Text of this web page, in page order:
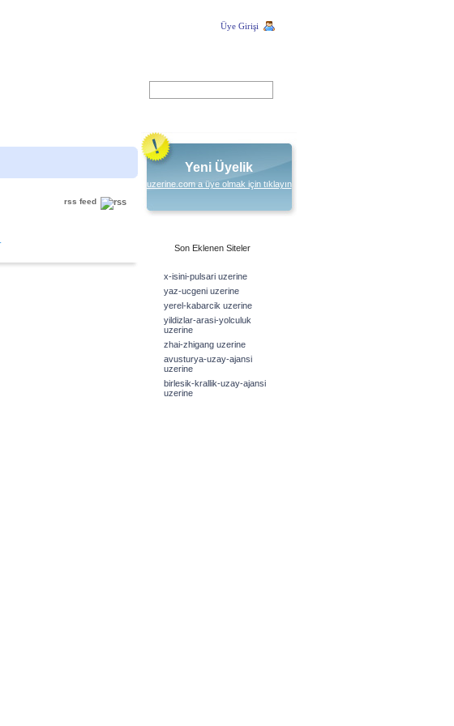
Üye Girişi
rss feed
Yeni Üyelik
uzerine.com a üye olmak için tıklayın
Son Eklenen Siteler
x-isini-pulsari uzerine
yaz-ucgeni uzerine
yerel-kabarcik uzerine
yildizlar-arasi-yolculuk
uzerine
zhai-zhigang uzerine
avusturya-uzay-ajansi
uzerine
birlesik-krallik-uzay-ajansi
uzerine